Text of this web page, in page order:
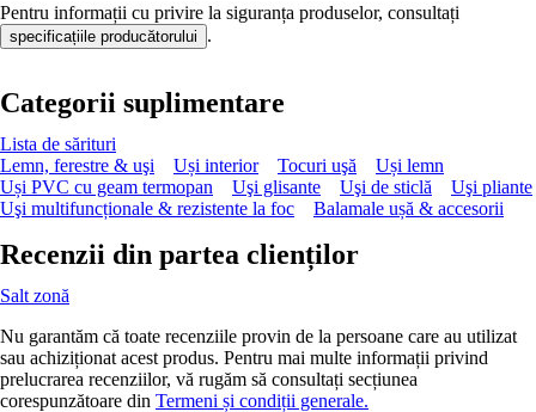
Pentru informații cu privire la siguranța produselor, consultați
specificațiile producătorului .
Categorii suplimentare
Lista de sărituri
Lemn, ferestre & uşi
Uși interior Tocuri uşă
Uși lemn
Uși PVC cu geam termopan
Uşi glisante Uşi de sticlă
Uşi pliante
Uşi multifuncționale & rezistente la foc
Balamale ușă & accesorii
Recenzii din partea clienților
Salt zonă
Nu garantăm că toate recenziile provin de la persoane care au utilizat
sau achiziționat acest produs. Pentru mai multe informații privind
prelucrarea recenziilor, vă rugăm să consultați secțiunea
corespunzătoare din Termeni și condiții generale.